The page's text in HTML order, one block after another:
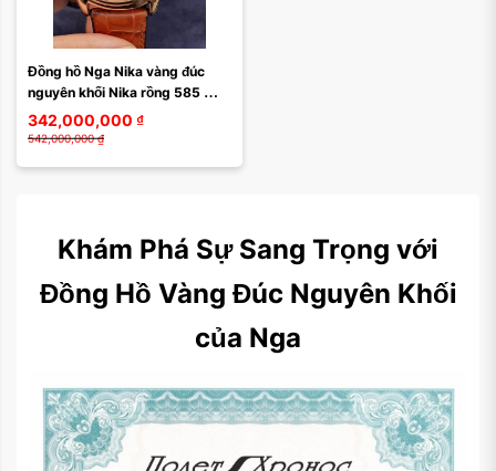
Đồng hồ Nga Nika vàng đúc
nguyên khối Nika rồng 585
110201125
342,000,000 ₫
542,000,000 ₫
Khám Phá Sự Sang Trọng với
Đồng Hồ Vàng Đúc Nguyên Khối
của Nga